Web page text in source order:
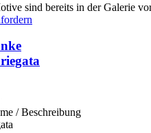
sind bereits in der Galerie
/ Beschreibung